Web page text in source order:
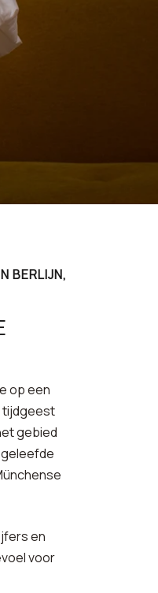
BERLIJN,
op een
tijdgeest
gebied
geleefde
en
voor